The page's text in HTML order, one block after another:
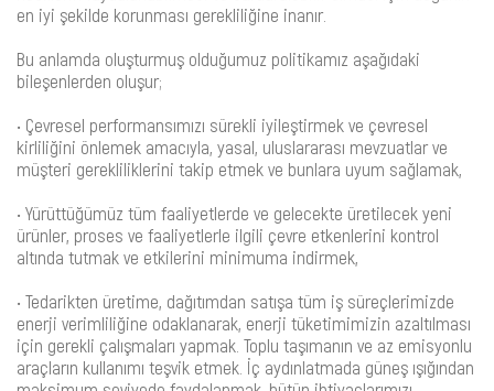
en iyi şekilde korunması gerekliliğine inanır.
Bu anlamda oluşturmuş olduğumuz politikamız aşağıdaki
bileşenlerden oluşur;
• Çevresel performansımızı sürekli iyileştirmek ve çevresel
kirliliğini önlemek amacıyla, yasal, uluslararası mevzuatlar ve
müşteri gerekliliklerini takip etmek ve bunlara uyum sağlamak,
• Yürüttüğümüz tüm faaliyetlerde ve gelecekte üretilecek yeni
ürünler, proses ve faaliyetlerle ilgili çevre etkenlerini kontrol
altında tutmak ve etkilerini minimuma indirmek,
• Tedarikten üretime, dağıtımdan satışa tüm iş süreçlerimizde
enerji verimliliğine odaklanarak, enerji tüketimimizin azaltılması
için gerekli çalışmaları yapmak. Toplu taşımanın ve az emisyonlu
araçların kullanımı teşvik etmek. İç aydınlatmada güneş ışığından